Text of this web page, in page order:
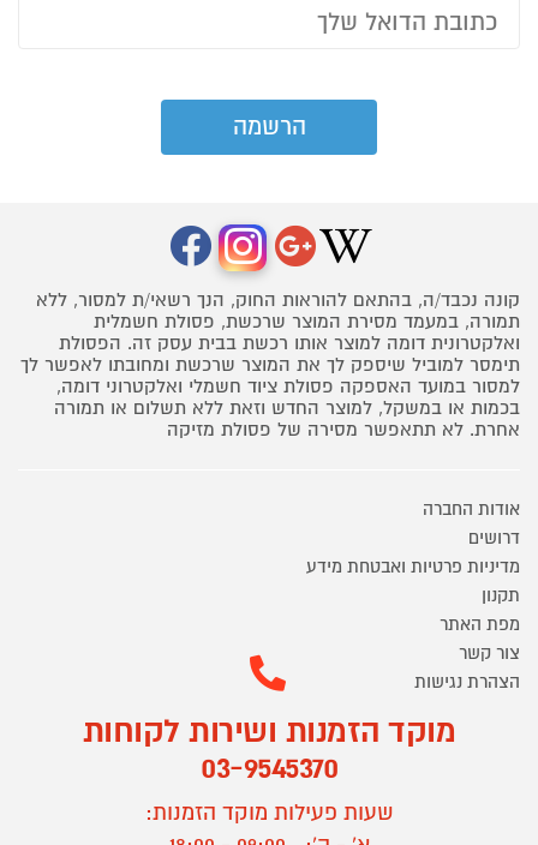
קונה נכבד/ה, בהתאם להוראות החוק, הנך רשאי/ת למסור, ללא
תמורה, במעמד מסירת המוצר שרכשת, פסולת חשמלית
ואלקטרונית דומה למוצר אותו רכשת בבית עסק זה. הפסולת
תימסר למוביל שיספק לך את המוצר שרכשת ומחובתו לאפשר לך
למסור במועד האספקה פסולת ציוד חשמלי ואלקטרוני דומה,
בכמות או במשקל, למוצר החדש וזאת ללא תשלום או תמורה
אחרת. לא תתאפשר מסירה של פסולת מזיקה
אודות החברה
דרושים
מדיניות פרטיות ואבטחת מידע
תקנון
מפת האתר
צור קשר
הצהרת נגישות
מוקד הזמנות ושירות לקוחות
03-9545370
שעות פעילות מוקד הזמנות: